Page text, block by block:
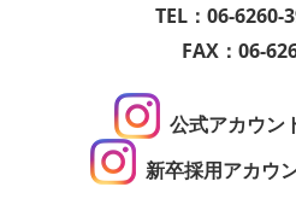
TEL：06-6260-
FAX：06-
公式アカウン
新卒採用アカウ